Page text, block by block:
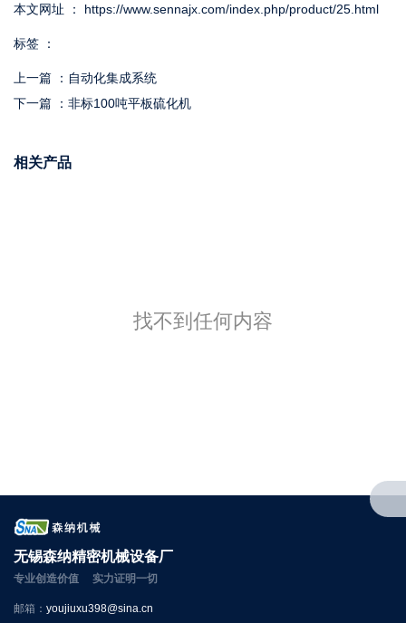
本文网址 ： https://www.sennajx.com/index.php/product/25.html
标签 ：
上一篇 ： 自动化集成系统
下一篇 ： 非标100吨平板硫化机
相关产品
找不到任何内容
无锡森纳精密机械设备厂
专业创造价值 实力证明一切
邮箱： youjiuxu398@sina.cn